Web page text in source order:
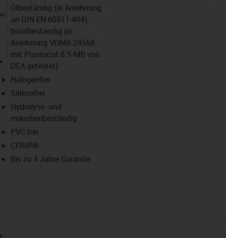
igus-icon-lupe
Ölbeständig (in Anlehnung
an DIN EN 60811-404),
bioölbeständig (in
Anlehnung VDMA 24568
mit Plantocut 8 S-MB von
DEA getestet)
Halogenfrei
Silikonfrei
Hydrolyse- und
mikrobenbeständig
PVC-frei
CFRIP®
Bis zu 4 Jahre Garantie